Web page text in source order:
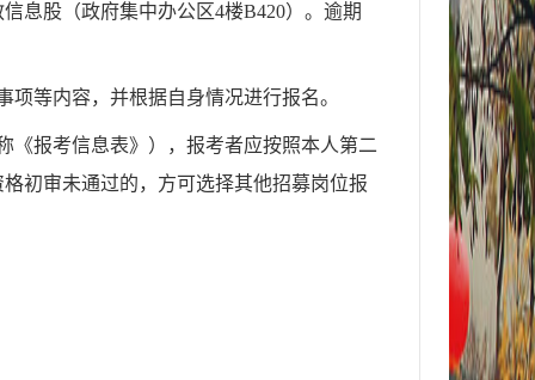
信息股（政府集中办公区4楼B420） 。逾期
等内容，并根据自身情况进行报名。
《报考信息表》），报考者应按照本人第二
初审未通过的，方可选择其他招募岗位报